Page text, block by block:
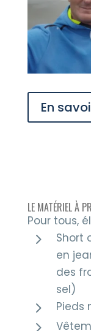
En
LE MATÉRIEL À
Pour tous,
5
Short
en
des
sel)
5 Pieds